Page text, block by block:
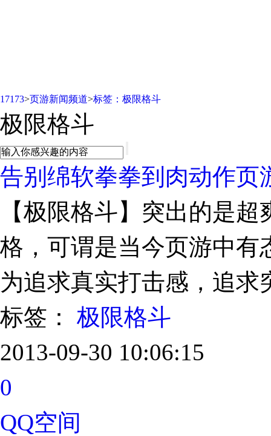
17173>页游新闻频道>标签：极限格斗
极限格斗
告别绵软拳拳到肉动作页
【极限格斗】突出的是
格，可谓是当今页游中有
为追求真实打击感，追求
标签：
极限格斗
2013-09-30 10:06:15
0
QQ空间